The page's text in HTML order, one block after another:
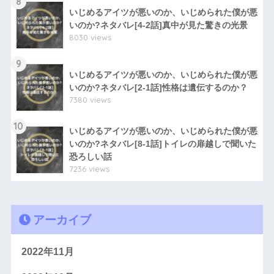
いじめるアイツが悪いのか、いじめられた僕が悪
いのか?ネタバレ[4-2話]真中が見た驚きの光景
8030 views
9
いじめるアイツが悪いのか、いじめられた僕が悪
いのか?ネタバレ[2-1話]性格は遺伝するのか？
7380 views
10
いじめるアイツが悪いのか、いじめられた僕が悪
いのか?ネタバレ[8-1話]トイレの扉越しで聞いた
恐ろしい話
7236 views
アーカイブ
2022年11月